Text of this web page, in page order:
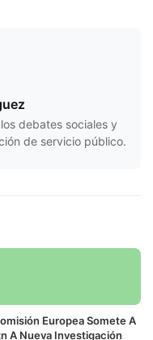
debates sociales y
de servicio público.
Europea Somete A
A Nueva Investigación